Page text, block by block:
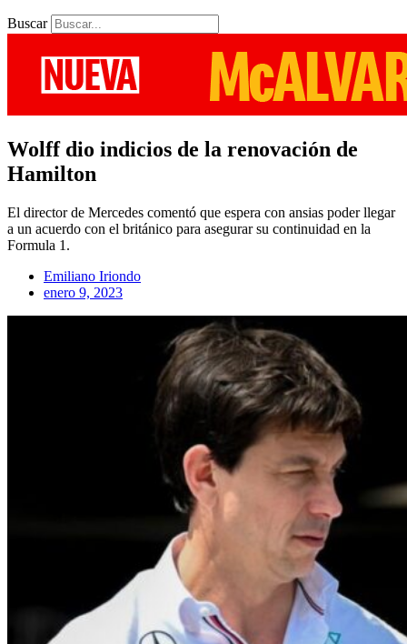
Buscar
Wolff dio indicios de la renovación de
Hamilton
El director de Mercedes comentó que espera con ansias poder llegar
a un acuerdo con el británico para asegurar su continuidad en la
Formula 1.
Emiliano Iriondo
enero 9, 2023